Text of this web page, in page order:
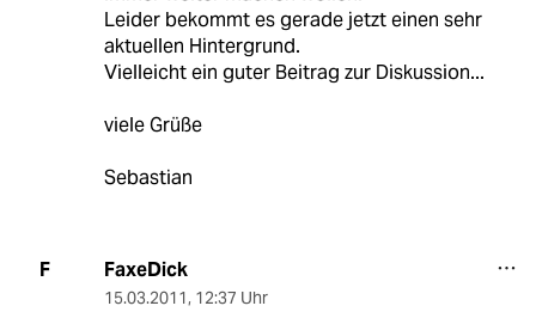
Leider bekommt es gerade jetzt einen sehr
aktuellen Hintergrund.
Vielleicht ein guter Beitrag zur Diskussion...
viele Grüße
Sebastian
F FaxeDick
15.03.2011, 12:37 Uhr